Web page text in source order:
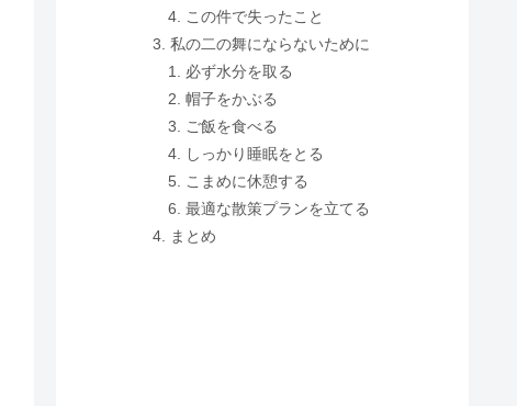
この件で失ったこと
私の二の舞にならないために
必ず水分を取る
帽子をかぶる
ご飯を食べる
しっかり睡眠をとる
こまめに休憩する
最適な散策プランを立てる
まとめ